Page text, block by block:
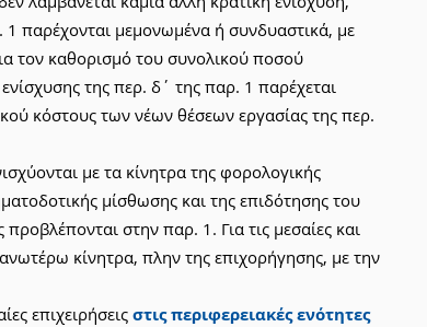
παρέχονται μεμονωμένα ή συνδυαστικά, με
τον καθορισμό του συνολικού ποσού
της περ. δ΄ της παρ. 1 παρέχεται
κόστους των νέων θέσεων εργασίας της περ.
με τα κίνητρα της φορολογικής
μίσθωσης και της επιδότησης του
στην παρ. 1. Για τις μεσαίες και
κίνητρα, πλην της επιχορήγησης, με την
επιχειρήσεις στις περιφερειακές ενότητες